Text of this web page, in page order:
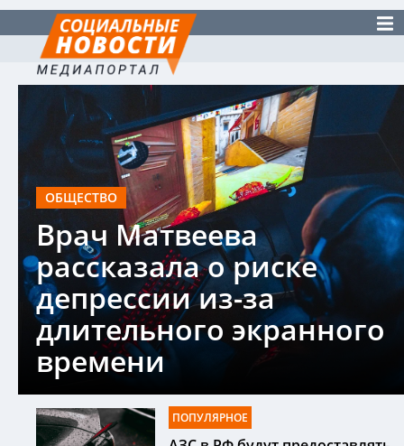
ОБЩЕСТВО
Врач Матвеева
рассказала о риске
депрессии из-за
длительного экранного
времени
ПОПУЛЯРНОЕ